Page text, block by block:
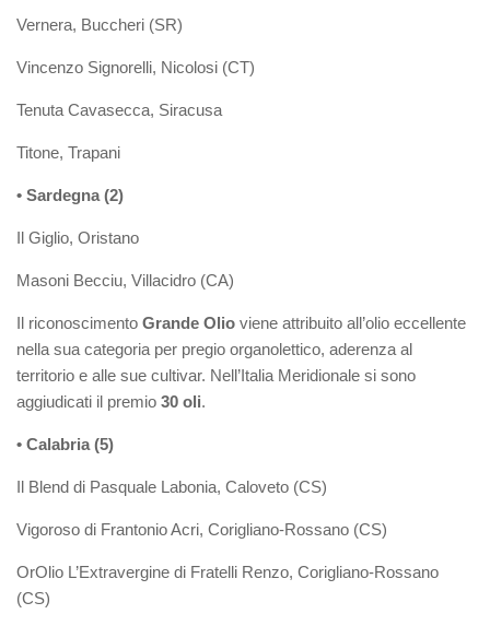
Vernera, Buccheri (SR)
Vincenzo Signorelli, Nicolosi (CT)
Tenuta Cavasecca, Siracusa
Titone, Trapani
• Sardegna (2)
Il Giglio, Oristano
Masoni Becciu, Villacidro (CA)
Il riconoscimento Grande Olio viene attribuito all’olio eccellente
nella sua categoria per pregio organolettico, aderenza al
territorio e alle sue cultivar. Nell’Italia Meridionale si sono
aggiudicati il premio 30 oli.
• Calabria (5)
Il Blend di Pasquale Labonia, Caloveto (CS)
Vigoroso di Frantonio Acri, Corigliano-Rossano (CS)
OrOlio L’Extravergine di Fratelli Renzo, Corigliano-Rossano
(CS)